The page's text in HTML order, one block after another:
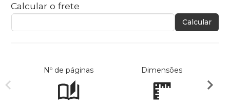
Calcular o frete
Calcular
Nº de páginas Dimensões